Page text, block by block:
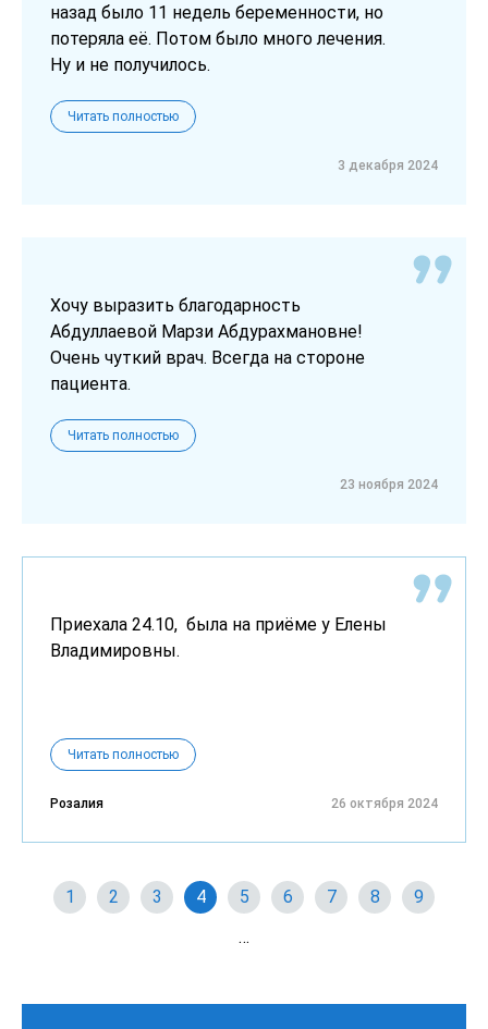
назад было 11 недель беременности, но
потеряла её. Потом было много лечения.
Ну и не получилось.
Читать полностью
3 декабря 2024
Хочу выразить благодарность
Абдуллаевой Марзи Абдурахмановне!
Очень чуткий врач. Всегда на стороне
пациента.
Читать полностью
23 ноября 2024
Приехала 24.10, была на приёме у Елены
Владимировны.
Читать полностью
Розалия 26 октября 2024
1 2 3 4 5 6 7 8
9
…